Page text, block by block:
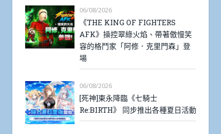
06/08/2026
《THE KING OF FIGHTERS
AFK》操控翠綠火焰、帶著傲慢笑
容的格鬥家「阿修．克里門森」登
場
06/08/2026
[死神]東永降臨《七騎士
Re:BIRTH》 同步推出各種夏日活動